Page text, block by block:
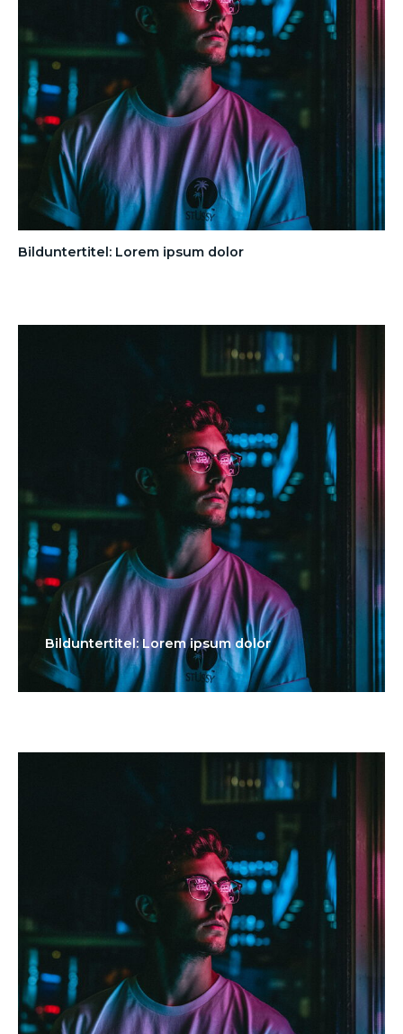
Bilduntertitel: Lorem ipsum dolor
Bilduntertitel: Lorem ipsum dolor